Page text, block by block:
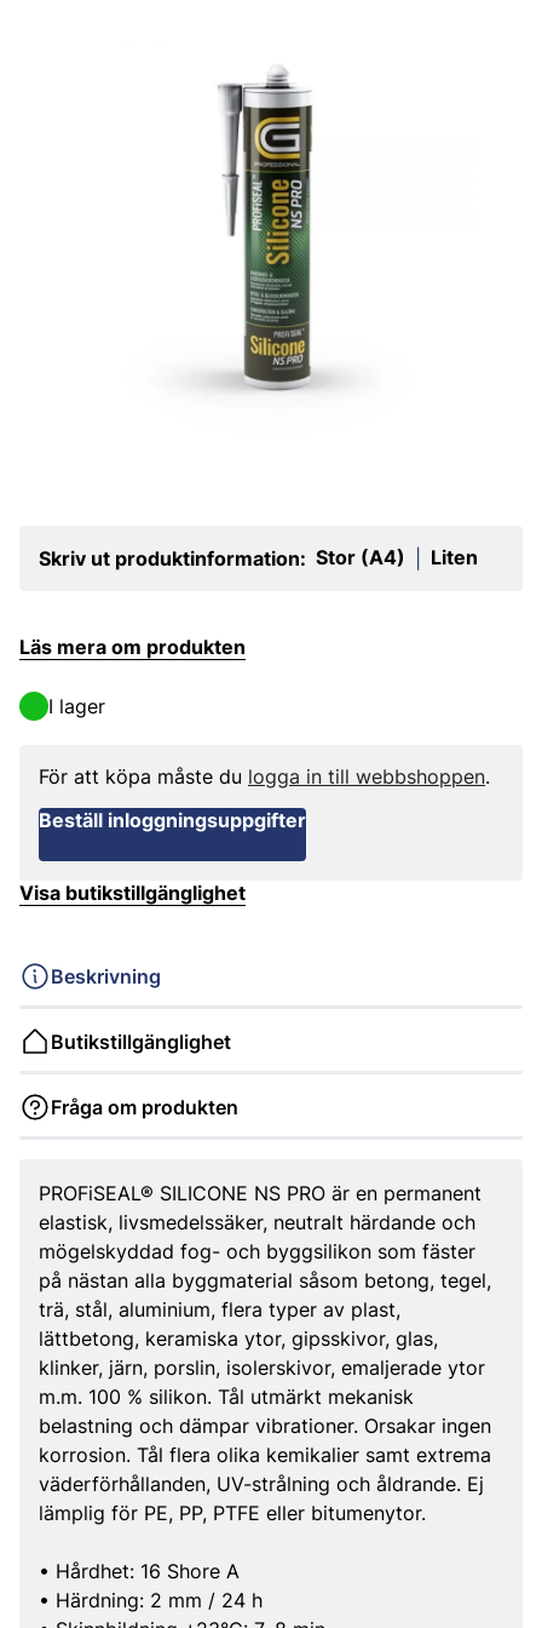
Skriv ut produktinformation: Stor (A4) Liten
Läs mera om produkten
I lager
För att köpa måste du logga in till webbshoppen.
Beställ inloggningsuppgifter
Visa butikstillgänglighet
Beskrivning
Butikstillgänglighet
Fråga om produkten
PROFiSEAL® SILICONE NS PRO är en permanent
elastisk, livsmedelssäker, neutralt härdande och
mögelskyddad fog- och byggsilikon som fäster
på nästan alla byggmaterial såsom betong, tegel,
trä, stål, aluminium, flera typer av plast,
lättbetong, keramiska ytor, gipsskivor, glas,
klinker, järn, porslin, isolerskivor, emaljerade ytor
m.m. 100 % silikon. Tål utmärkt mekanisk
belastning och dämpar vibrationer. Orsakar ingen
korrosion. Tål flera olika kemikalier samt extrema
väderförhållanden, UV-strålning och åldrande. Ej
lämplig för PE, PP, PTFE eller bitumenytor.
• Hårdhet: 16 Shore A
• Härdning: 2 mm / 24 h